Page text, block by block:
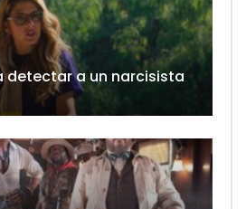
detectar a un narcisista